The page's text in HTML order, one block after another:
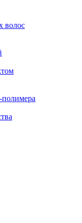
волос
полимера